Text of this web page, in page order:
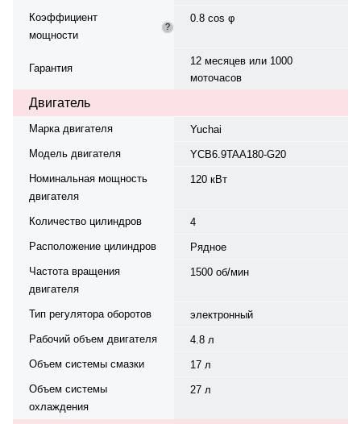
Коэффициент
мощности
?
0.8 cos φ
Гарантия
12 месяцев или 1000
моточасов
Двигатель
Марка двигателя
Yuchai
Модель двигателя
YCB6.9TAA180-G20
Номинальная мощность
двигателя
120 кВт
Количество цилиндров
4
Расположение цилиндров
Рядное
Частота вращения
двигателя
1500 об/мин
Тип регулятора оборотов
электронный
Рабочий объем двигателя
4.8 л
Объем системы смазки
17 л
Объем системы
охлаждения
27 л